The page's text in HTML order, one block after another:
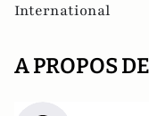
International
A PROPOS